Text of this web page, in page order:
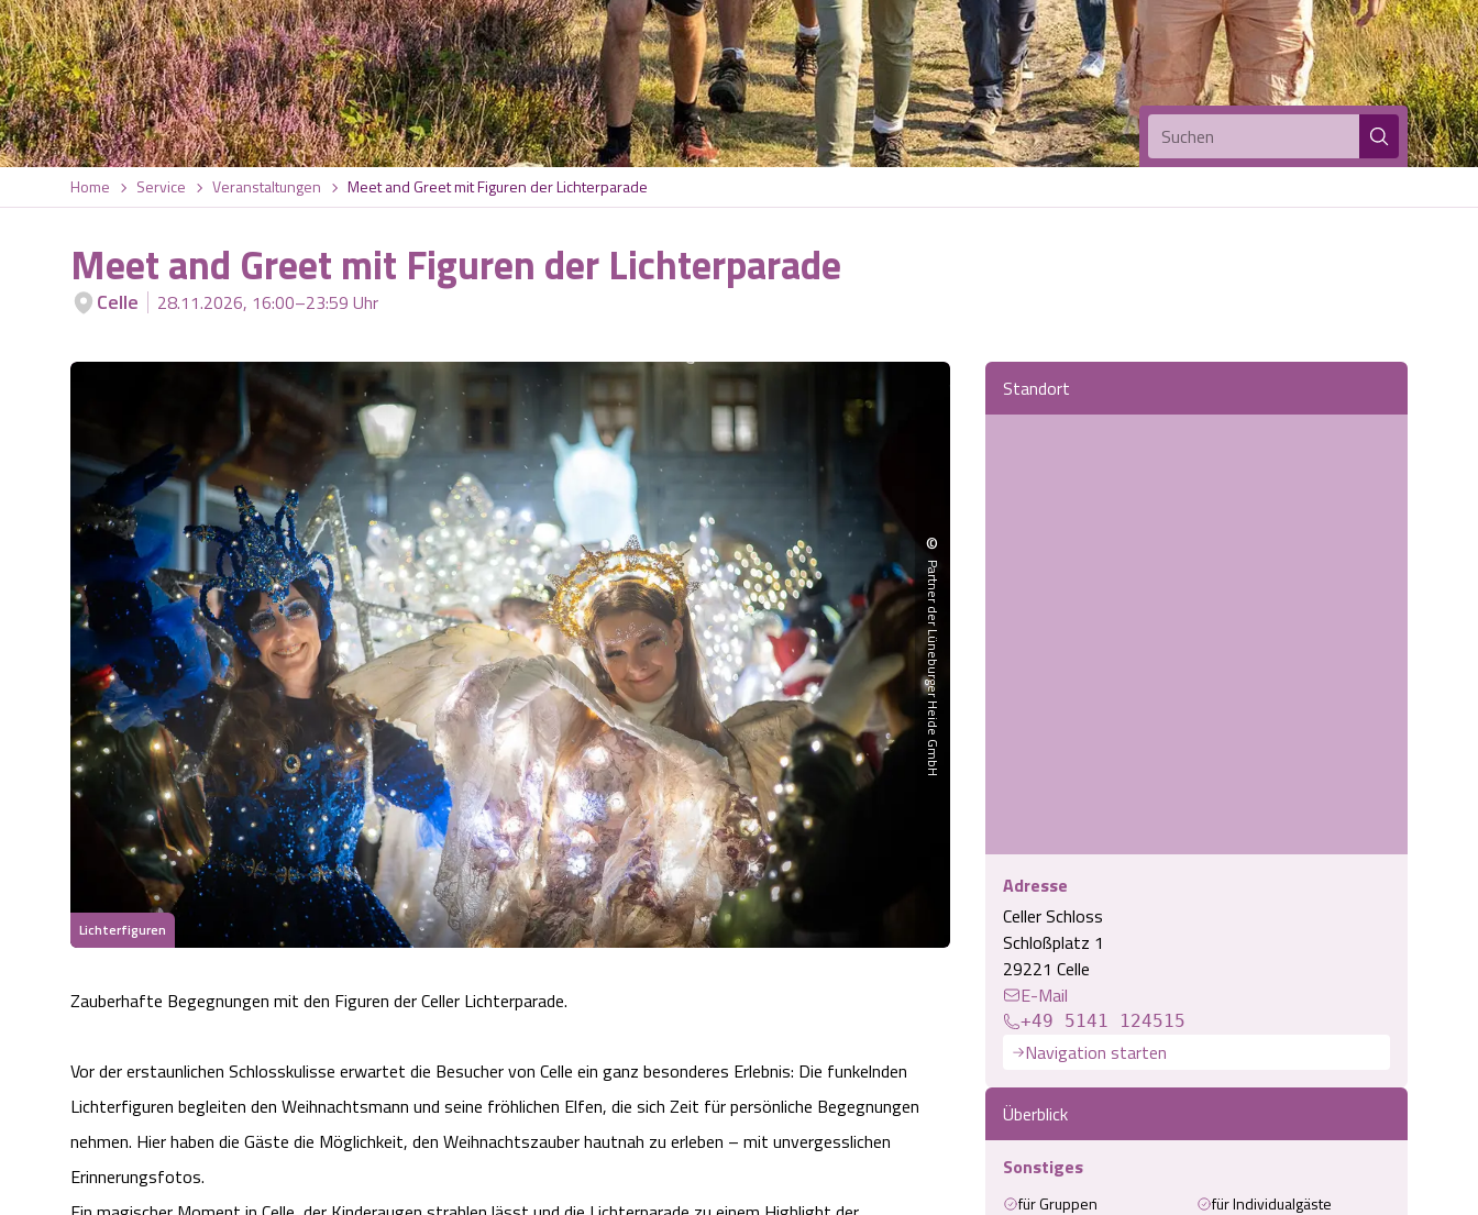
Suchen
Home Service Veranstaltungen Meet and Greet mit Figuren der Lichterparade
Meet and Greet mit Figuren der Lichterparade
Celle 28.11.2026, 16:00–23:59 Uhr
Lichterfiguren
©
Partner der Lüneburger Heide GmbH
Zauberhafte Begegnungen mit den Figuren der Celler Lichterparade.
Vor der erstaunlichen Schlosskulisse erwartet die Besucher von Celle ein ganz besonderes Erlebnis: Die funkelnden
Lichterfiguren begleiten den Weihnachtsmann und seine fröhlichen Elfen, die sich Zeit für persönliche Begegnungen
nehmen. Hier haben die Gäste die Möglichkeit, den Weihnachtszauber hautnah zu erleben – mit unvergesslichen
Erinnerungsfotos.
Standort
Adresse
Celler Schloss
Schloßplatz 1
29221 Celle
E-Mail
+49 5141 124515
Navigation starten
Überblick
Sonstiges
für Gruppen
für Individualgäste